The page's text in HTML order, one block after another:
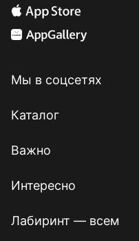
Мы в соцсетях
Каталог
Важно
Интересно
Лабиринт — всем